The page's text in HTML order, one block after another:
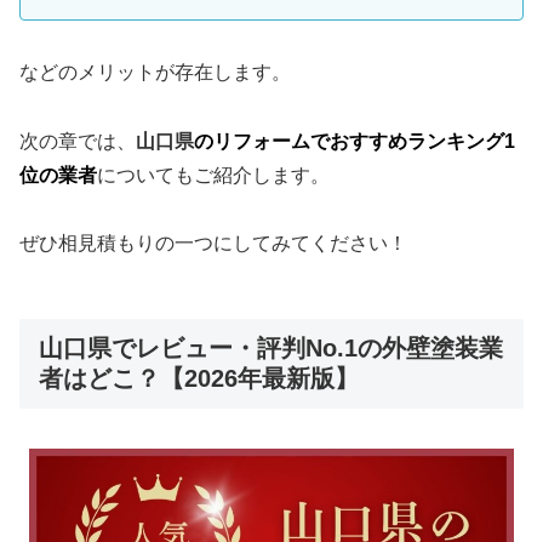
などのメリットが存在します。
次の章では、 山口県のリフォームでおすすめランキング1
位の業者についてもご紹介します。
ぜひ相見積もりの一つにしてみてください！
山口県でレビュー・評判No.1の外壁塗装業
者はどこ？【2026年最新版】